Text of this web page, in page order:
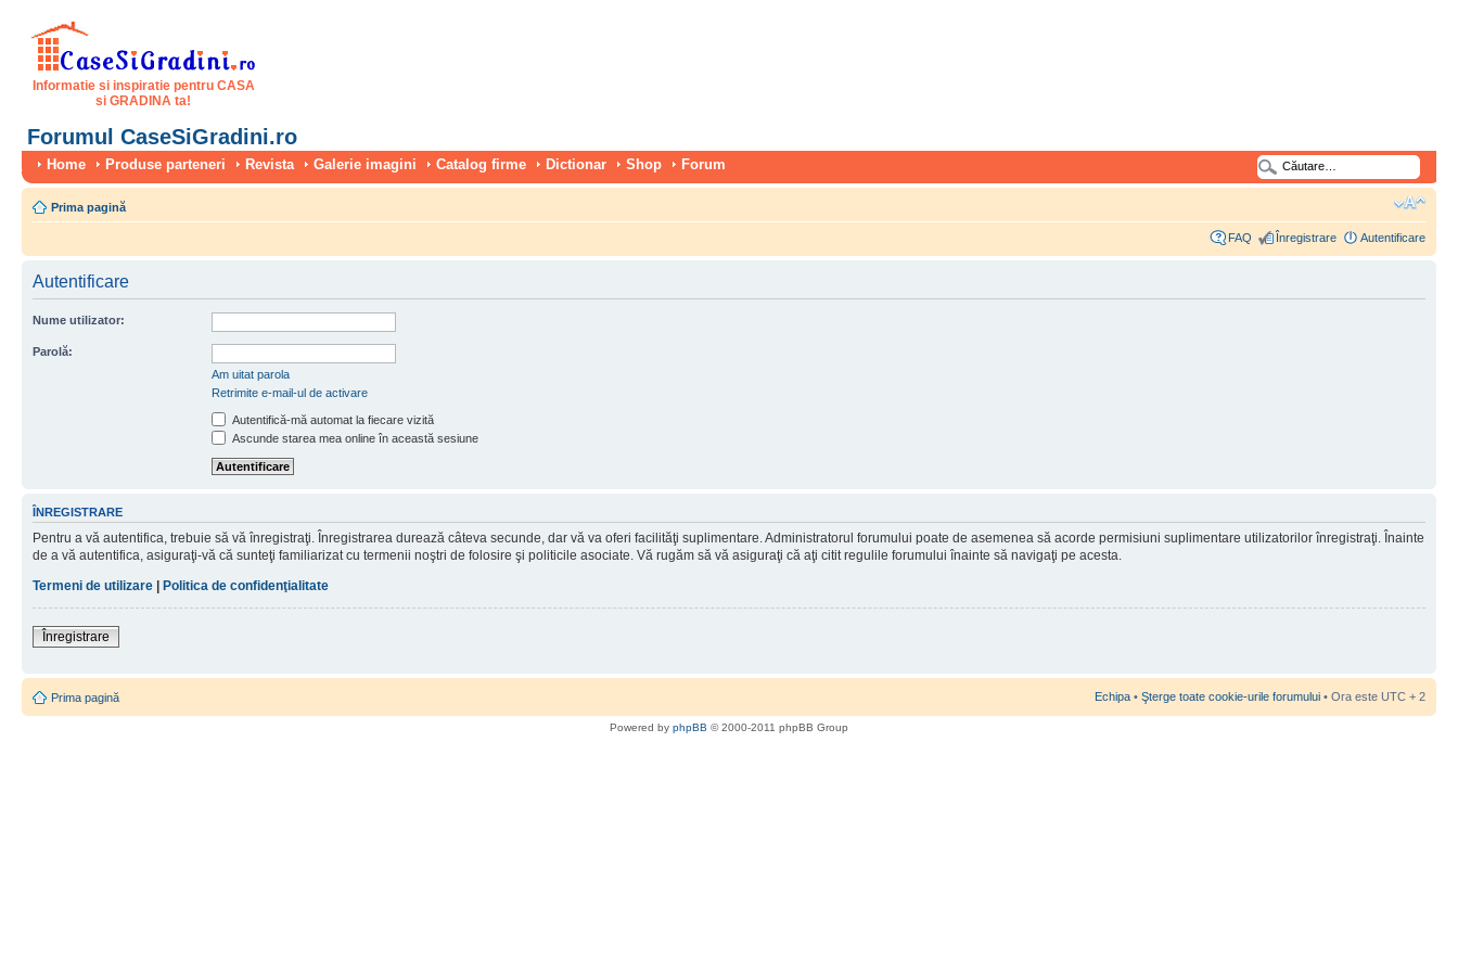
Informatie si inspiratie pentru CASA
si GRADINA ta!
Forumul CaseSiGradini.ro
Home Produse parteneri Revista Galerie imagini Catalog firme Dictionar Shop Forum
Prima pagină
FAQ Înregistrare Autentificare
Autentificare
Nume utilizator:
Parolă:
Am uitat parola
Retrimite e-mail-ul de activare
Autentifică-mă automat la fiecare vizită
Ascunde starea mea online în această sesiune
ÎNREGISTRARE
Pentru a vă autentifica, trebuie să vă înregistraţi. Înregistrarea durează câteva secunde, dar vă va oferi facilităţi suplimentare. Administratorul forumului poate de asemenea să acorde permisiuni suplimentare utilizatorilor înregistraţi. Înainte
de a vă autentifica, asiguraţi-vă că sunteţi familiarizat cu termenii noştri de folosire şi politicile asociate. Vă rugăm să vă asiguraţi că aţi citit regulile forumului înainte să navigaţi pe acesta.
Termeni de utilizare | Politica de confidenţialitate
Înregistrare
Prima pagină Echipa • Şterge toate cookie-urile forumului • Ora este UTC + 2
Powered by phpBB © 2000-2011 phpBB Group